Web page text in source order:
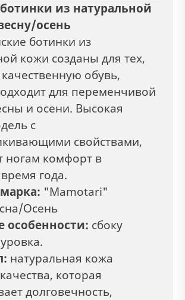
из натуральной
осень
ботинки из
кожи созданы для тех,
обувь,
для переменчивой
и осени. Высокая
с
свойствами,
ногам комфорт в
года.
"Mamotari"
Осень
особенности: сбоку
натуральная кожа
которая
долговечность,